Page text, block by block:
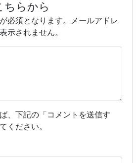
ちらから
必須となります。メールアドレ
示されません。
、下記の「コメントを送信す
ください。